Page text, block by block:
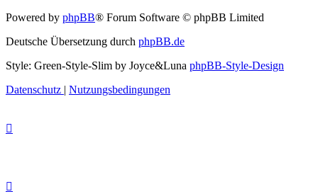
Powered by phpBB® Forum Software © phpBB Limited
Deutsche Übersetzung durch phpBB.de
Style: Green-Style-Slim by Joyce&Luna phpBB-Style-Design
Datenschutz | Nutzungsbedingungen